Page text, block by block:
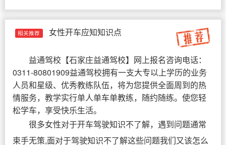
相关推荐 女性开车应知知识点
益通驾校 【石家庄益通驾校】网上报名咨询电话：
0311-80801909益通驾校拥有一支大专以上学历的业务
人员和星级、优秀教练队伍，将为您提供全面周到的热
情服务，教学实行单人单车单教练，随约随练。使您轻
松学车，享受快乐生活。
很多女性对于开车驾驶知识不了解，遇到问题通常
束手无策,面对于驾驶知识不了解这些问题我们又该怎么